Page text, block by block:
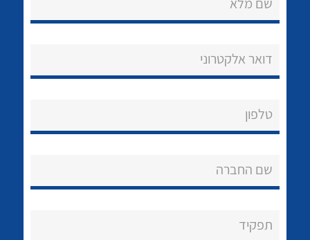
אודות
צור קשר
לכל מוצרי היצרן
לכל מוצרי היצרן לכל מוצרי היצרן
דואר אלקטרוני
טלפון
שם החברה
תפקיד